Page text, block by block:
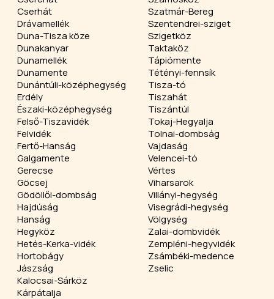
Cserhát
Drávamellék
Duna-Tisza köze
Dunakanyar
Dunamellék
Dunamente
Dunántúli-középhegység
Erdély
Északi-középhegység
Felső-Tiszavidék
Felvidék
Fertő-Hanság
Galgamente
Gerecse
Göcsej
Gödöllői-dombság
Hajdúság
Hanság
Hegyköz
Hetés-Kerka-vidék
Hortobágy
Jászság
Kalocsai-Sárköz
Kárpátalja
Szatmár-Bereg
Szentendrei-sziget
Szigetköz
Taktaköz
Tápiómente
Tétényi-fennsík
Tisza-tó
Tiszahát
Tiszántúl
Tokaj-Hegyalja
Tolnai-dombság
Vajdaság
Velencei-tó
Vértes
Viharsarok
Villányi-hegység
Visegrádi-hegység
Völgység
Zalai-dombvidék
Zempléni-hegyvidék
Zsámbéki-medence
Zselic